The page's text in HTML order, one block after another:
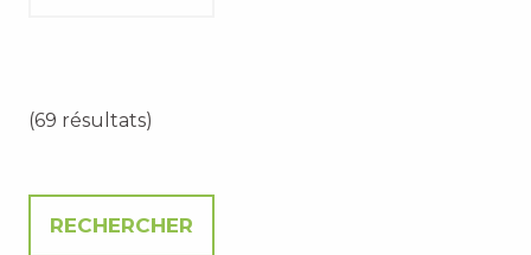
(69 résultats)